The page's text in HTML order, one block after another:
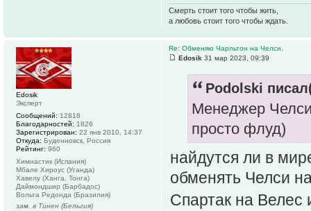
Смерть стоит того чтобы жить,
а любовь стоит того чтобы ждать.
Re: Обменяю Чарльтон на Челси.
Edosik 31 мар 2023, 09:39
Podolski
Менеджер Челси
просто флуд)
найдутся ли в
обменять Челси
Спартак на Велес
Edosik
Эксперт
Сообщений: 12818
Благодарностей: 1826
Зарегистрирован: 22 янв 2010, 14:37
Откуда: Буденновск, Россия
Рейтинг: 960
Химнастик (Испания)
Мбале Хироус (Уганда)
Хавелу (Ханга, Тонга)
Даймондшир (Барбадос)
Вольта Редонда (Бразилия)
зам. в Тинен (Бельгия)